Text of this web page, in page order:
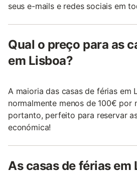
seus e-mails e redes sociais em
Qual o preço para as
em Lisboa?
A maioria das casas de férias em
normalmente menos de 100€ por
portanto, perfeito para reservar
económica!
As casas de férias em